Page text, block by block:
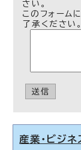
さい。
このフォーム
了承ください。
送信
産業・ビジネ